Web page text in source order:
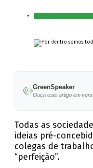
GreenSpeaker
Ouça este artigo em
Todas as
ideias pré-
colegas de
“perfeição”.